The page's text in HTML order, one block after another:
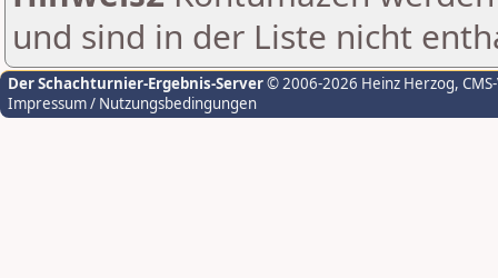
und sind in der Liste nicht
Der Schachturnier-Ergebnis-Server© 2006-2026 Heinz Herzog,
Impressum / Nutzungsbedingungen